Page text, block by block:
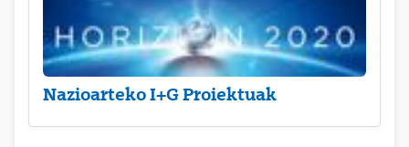
Nazioarteko I+G Proiektuak